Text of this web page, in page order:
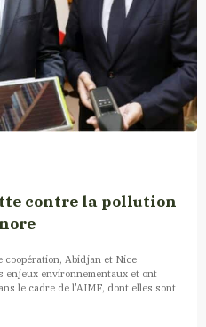
contre la pollution
coopération, Abidjan et Nice
enjeux environnementaux et ont
le cadre de l'AIMF, dont elles sont